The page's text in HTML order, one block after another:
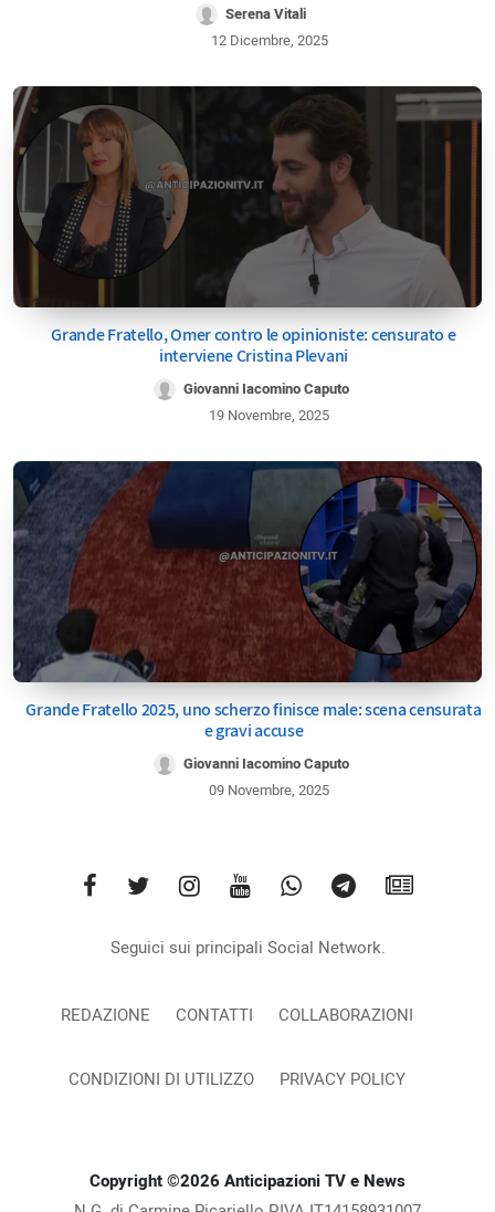
Serena Vitali
12 Dicembre, 2025
Grande Fratello, Omer contro le opinioniste: censurato e
interviene Cristina Plevani
Giovanni Iacomino Caputo
19 Novembre, 2025
Grande Fratello 2025, uno scherzo finisce male: scena censurata
e gravi accuse
Giovanni Iacomino Caputo
09 Novembre, 2025
Seguici sui principali Social Network.
REDAZIONE CONTATTI COLLABORAZIONI
CONDIZIONI DI UTILIZZO PRIVACY POLICY
Copyright ©2026 Anticipazioni TV e News